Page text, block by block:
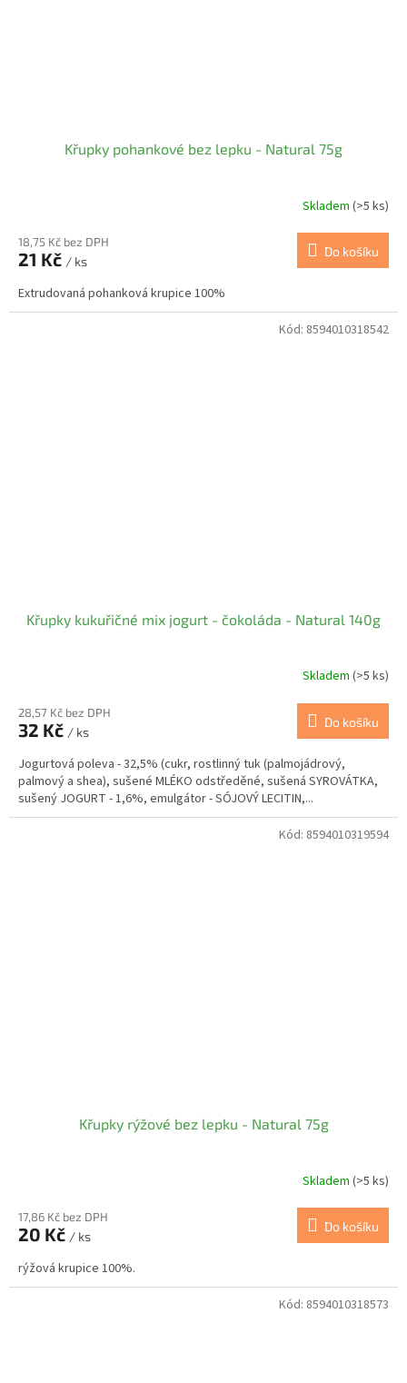
Křupky pohankové bez lepku - Natural 75g
Skladem (>5 ks)
18,75 Kč bez DPH
21 Kč / ks
Do košíku
Extrudovaná pohanková krupice 100%
Křupky kukuřičné mix jogurt - čokoláda - Natural 140g
Skladem (>5 ks)
28,57 Kč bez DPH
32 Kč / ks
Do košíku
Jogurtová poleva - 32,5% (cukr, rostlinný tuk (palmojádrový,
palmový a shea), sušené MLÉKO odstředěné, sušená SYROVÁTKA,
sušený JOGURT - 1,6%, emulgátor - SÓJOVÝ LECITIN,...
Kód: 8594010318542
Křupky rýžové bez lepku - Natural 75g
Skladem (>5 ks)
17,86 Kč bez DPH
20 Kč / ks
Do košíku
rýžová krupice 100%.
Kód: 8594010319594
Kód: 8594010318573